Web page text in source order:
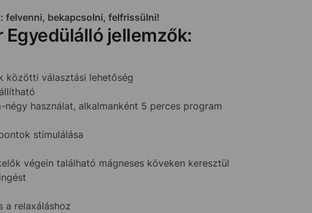
felvenni, bekapcsolni, felfrissülni!
Egyedülálló jellemzők:
közötti választási lehetőség
használat, alkalmanként 5 perces program
stimulálása
végein található mágneses köveken keresztül
a relaxáláshoz